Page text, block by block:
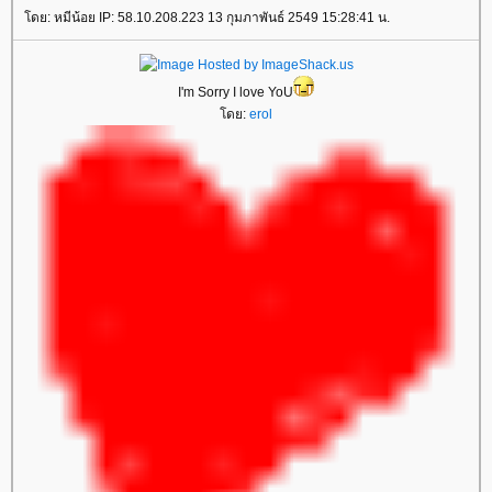
โดย: หมีน้อย IP: 58.10.208.223 13 กุมภาพันธ์ 2549 15:28:41 น.
I'm Sorry I love YoU
โดย: erol